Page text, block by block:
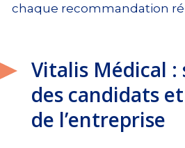
chaque recommandation
Vitalis Médical
des candidats
de l’entreprise